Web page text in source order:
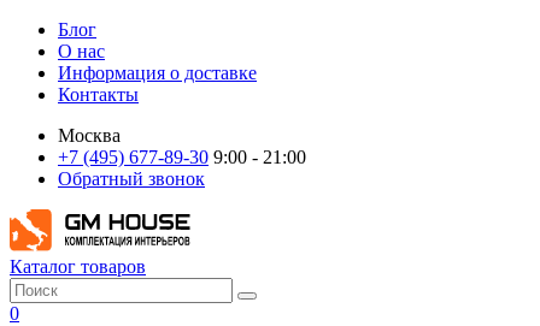
Блог
О нас
Информация о доставке
Контакты
Москва
+7 (495) 677-89-30 9:00 - 21:00
Обратный звонок
Каталог товаров
0